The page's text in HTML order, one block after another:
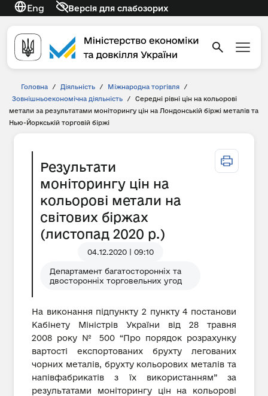
Eng Версія для слабозорих
Головна / Діяльність / Міжнародна торгівля
/
Зовнішньоекономічна діяльність
/
Середні рівні цін на кольорові
метали за результатами моніторингу цін на Лондонській біржі металів та
Нью-Йоркській торговій біржі
Результати
моніторингу цін на
кольорові метали на
світових біржах
(листопад 2020 р.)
04.12.2020 | 09:10
Департамент багатосторонніх та
двосторонніх торговельних угод
На виконання підпункту 2 пункту 4 постанови
Кабінету Міністрів України від 28 травня
2008 року № 500 “Про порядок розрахунку
вартості експортованих брухту легованих
чорних металів, брухту кольорових металів та
напівфабрикатів з їх використанням” за
результатами моніторингу цін на кольорові